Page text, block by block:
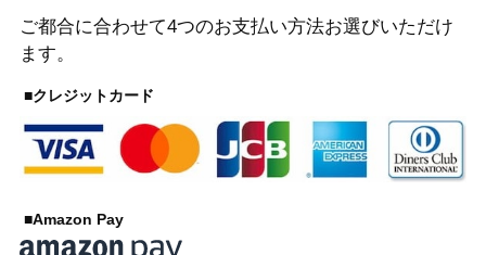
ご都合に合わせて4つのお支払い方法お選びいただけ
ます。
■クレジットカード
■Amazon Pay